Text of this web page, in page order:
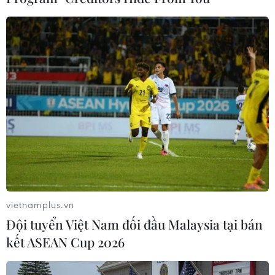
#Du học Canada #Thủ tướng Justin Trudeau
#Cuba
#Lệnh cấm vận thương mại
#Raul Castro
#Đối tác thương mại
Canada Cuba
TIN LIÊN QUAN
vietnamplus.vn
Đội tuyển Việt Nam đối đầu Malaysia tại bán
kết ASEAN Cup 2026